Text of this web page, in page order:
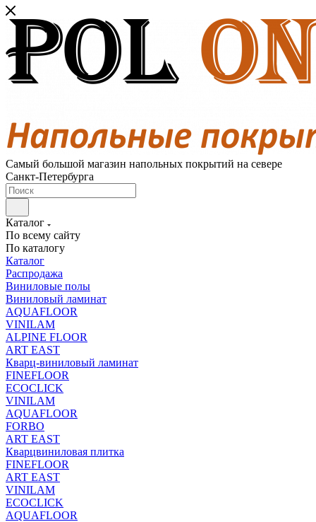
Самый большой магазин напольных покрытий на севере
Санкт-Петербурга
Каталог
По всему сайту
По каталогу
Каталог
Распродажа
Виниловые полы
Виниловый ламинат
AQUAFLOOR
VINILAM
ALPINE FLOOR
ART EAST
Кварц-виниловый ламинат
FINEFLOOR
ECOCLICK
VINILAM
AQUAFLOOR
FORBO
ART EAST
Кварцвиниловая плитка
FINEFLOOR
ART EAST
VINILAM
ECOCLICK
AQUAFLOOR